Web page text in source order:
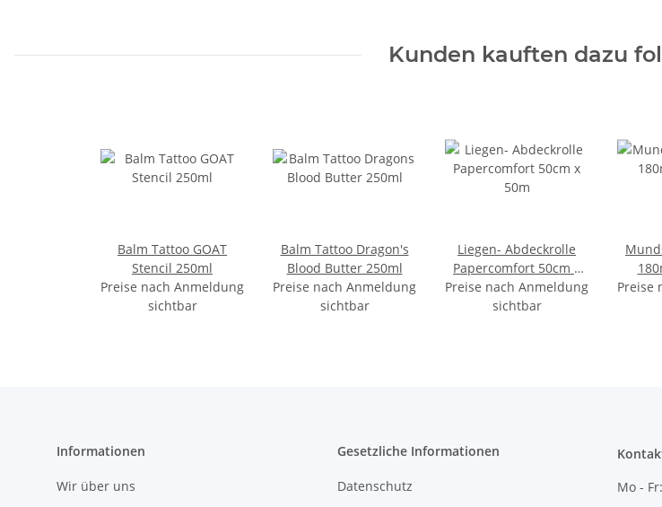
Kunden kauften dazu
Balm Tattoo GOAT
Stencil 250ml
Preise nach Anmeldung
sichtbar
Balm Tattoo Dragon's
Blood Butter 250ml
Preise nach Anmeldung
sichtbar
Liegen- Abdeckrolle
Papercomfort 50cm x
50m
Preise nach Anmeldung
sichtbar
Preise
Informationen
Wir über uns
Gesetzliche Informationen
Datenschutz
Mo - Fr: